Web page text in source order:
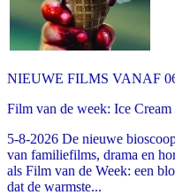
NIEUWE FILMS VANAF
Film van de week: Ice Cream
5-8-2026 De nieuwe
van familiefilms, drama en
als Film van de Week: een
dat de warmste...